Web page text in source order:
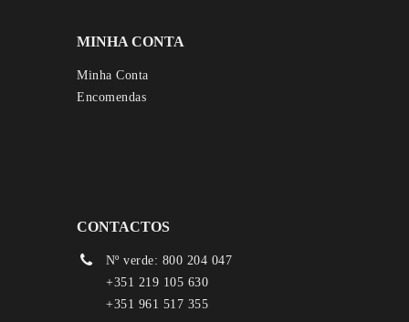
MINHA CONTA
Minha Conta
Encomendas
CONTACTOS
Nº verde: 800 204 047
+351 219 105 630
+351 961 517 355